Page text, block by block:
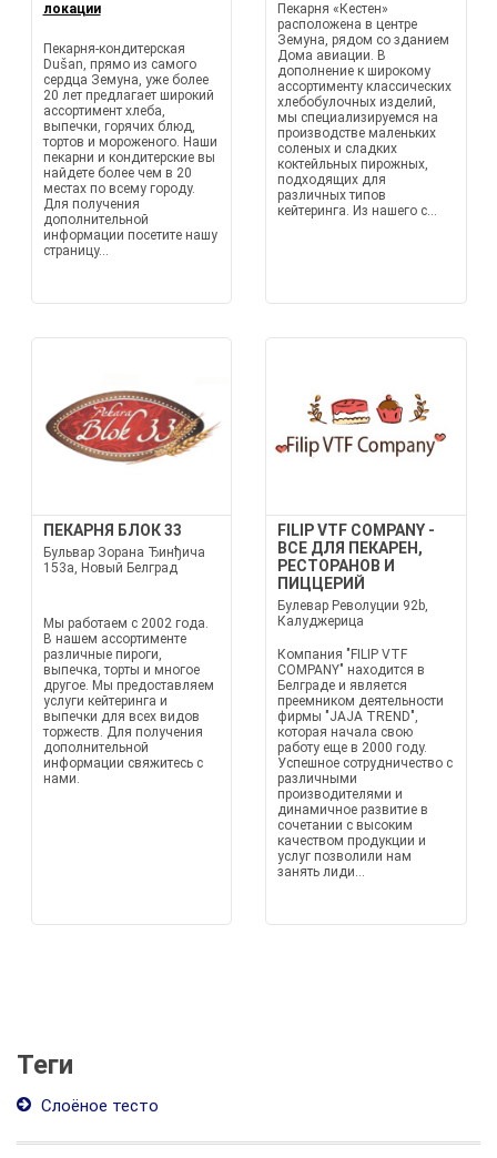
локации
Пекарня-кондитерская
Dušan, прямо из самого
сердца Земуна, уже более
20 лет предлагает широкий
ассортимент хлеба,
выпечки, горячих блюд,
тортов и мороженого. Наши
пекарни и кондитерские вы
найдете более чем в 20
местах по всему городу.
Для получения
дополнительной
информации посетите нашу
страницу...
Пекарня «Кестен»
расположена в центре
Земуна, рядом со зданием
Дома авиации. В
дополнение к широкому
ассортименту классических
хлебобулочных изделий,
мы специализируемся на
производстве маленьких
соленых и сладких
коктейльных пирожных,
подходящих для
различных типов
кейтеринга. Из нашего с...
ПЕКАРНЯ БЛОК 33
Бульвар Зорана Ђинђича
153а, Новый Белград
Мы работаем с 2002 года.
В нашем ассортименте
различные пироги,
выпечка, торты и многое
другое. Мы предоставляем
услуги кейтеринга и
выпечки для всех видов
торжеств. Для получения
дополнительной
информации свяжитесь с
нами.
FILIP VTF COMPANY -
ВСЕ ДЛЯ ПЕКАРЕН,
РЕСТОРАНОВ И
ПИЦЦЕРИЙ
Булевар Револуции 92b,
Калуджерица
Компания "FILIP VTF
COMPANY" находится в
Белграде и является
преемником деятельности
фирмы "JAJA TREND",
которая начала свою
работу еще в 2000 году.
Успешное сотрудничество с
различными
производителями и
динамичное развитие в
сочетании с высоким
качеством продукции и
услуг позволили нам
занять лиди...
Теги
Слоёное тесто